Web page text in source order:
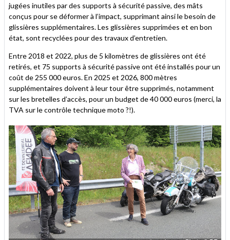
jugées inutiles par des supports à sécurité passive, des mâts
conçus pour se déformer à l’impact, supprimant ainsi le besoin de
glissières supplémentaires. Les glissières supprimées et en bon
état, sont recyclées pour des travaux d’entretien.
Entre 2018 et 2022, plus de 5 kilomètres de glissières ont été
retirés, et 75 supports à sécurité passive ont été installés pour un
coût de 255 000 euros. En 2025 et 2026, 800 mètres
supplémentaires doivent à leur tour être supprimés, notamment
sur les bretelles d’accès, pour un budget de 40 000 euros (merci, la
TVA sur le contrôle technique moto ?!).